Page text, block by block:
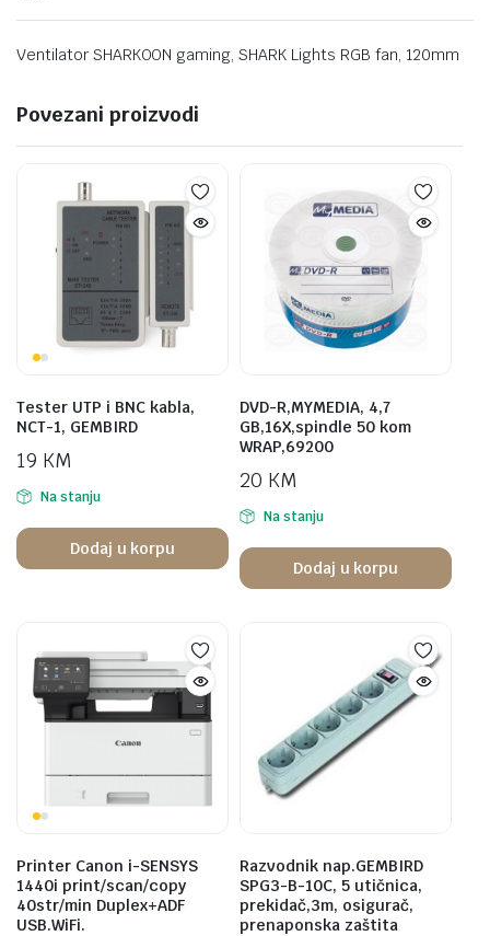
Ventilator SHARKOON gaming, SHARK Lights RGB fan, 120mm
Povezani proizvodi
Tester UTP i BNC kabla,
NCT-1, GEMBIRD
19 KM
Na stanju
Dodaj u korpu
DVD-R,MYMEDIA, 4,7
GB,16X,spindle 50 kom
WRAP,69200
20 KM
Na stanju
Dodaj u korpu
Printer Canon i-SENSYS
1440i print/scan/copy
40str/min Duplex+ADF
USB.WiFi.
Razvodnik nap.GEMBIRD
SPG3-B-10C, 5 utičnica,
prekidač,3m, osigurač,
prenaponska zaštita